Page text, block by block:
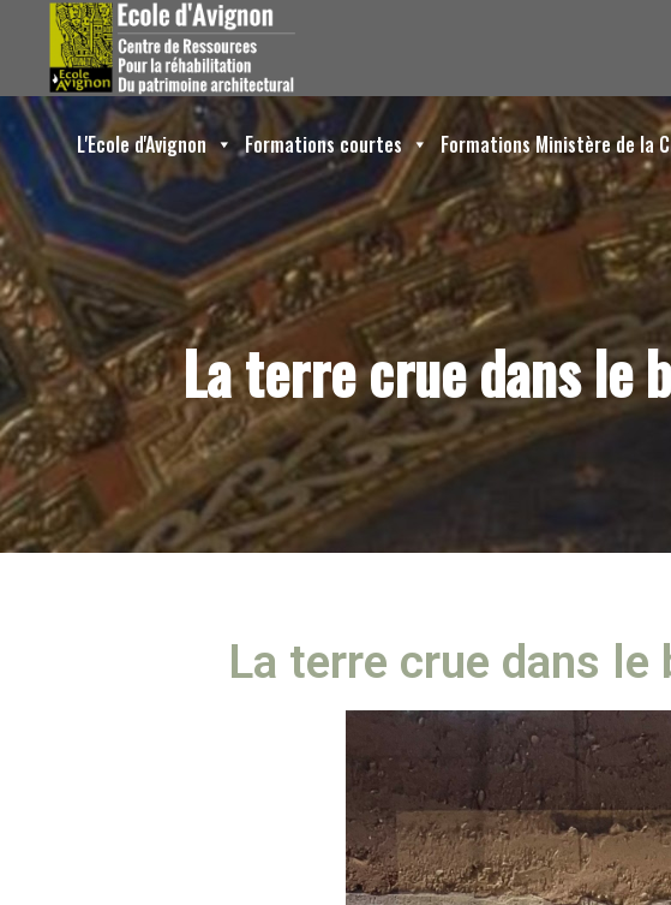
L'Ecole d'Avignon Formations courtes Formations Ministère de la
La terre crue dans le
La terre crue dans